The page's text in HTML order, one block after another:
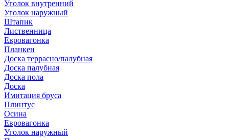
Уголок внутренний
Уголок наружный
Штапик
Лиственница
Евровагонка
Планкен
Доска террасно/палубная
Доска палубная
Доска пола
Доска
Имитация бруса
Плинтус
Осина
Евровагонка
Уголок наружный